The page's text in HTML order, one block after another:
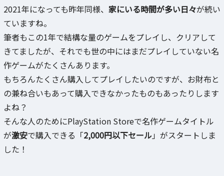
2021年になっても昨年同様、 家にいる時間が多い日々が続い
ていますね。
筆者もこの1年で結構な量のゲームをプレイし、クリアして
きてましたが、それでも世の中にはまだプレイしていない名
作ゲームがたくさんあります。
もちろんたくさん購入してプレイしたいのですが、お財布と
の兼ね合いもあって購入できなかったものもあったりします
よね？
そんな人のためにPlayStation Storeで名作ゲームタイトル
が激安で購入できる「2,000円以下セール」がスタートしま
した！